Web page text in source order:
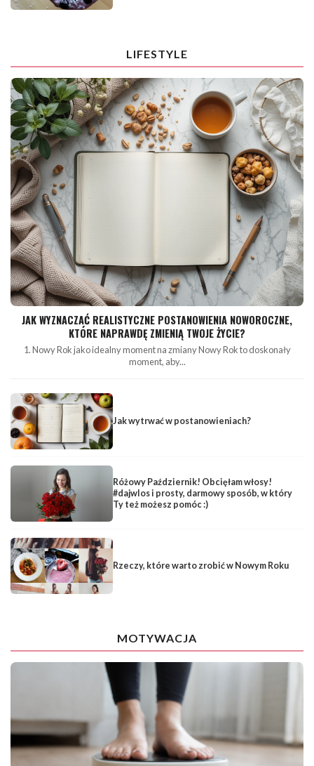
LIFESTYLE
JAK WYZNACZAĆ REALISTYCZNE POSTANOWIENIA NOWOROCZNE,
KTÓRE NAPRAWDĘ ZMIENIĄ TWOJE ŻYCIE?
1. Nowy Rok jako idealny moment na zmiany Nowy Rok to doskonały
moment, aby...
Jak wytrwać w postanowieniach?
Różowy Październik! Obcięłam włosy!
#dajwlos i prosty, darmowy sposób, w który
Ty też możesz pomóc :)
Rzeczy, które warto zrobić w Nowym Roku
MOTYWACJA